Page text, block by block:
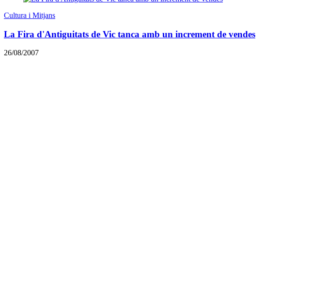
Cultura i Mitjans
La Fira d'Antiguitats de Vic tanca amb un increment de vendes
26/08/2007